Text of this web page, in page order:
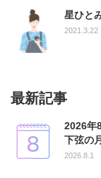
星ひと
2021.3.22
最新記事
2026年
下弦の
2026.8.1